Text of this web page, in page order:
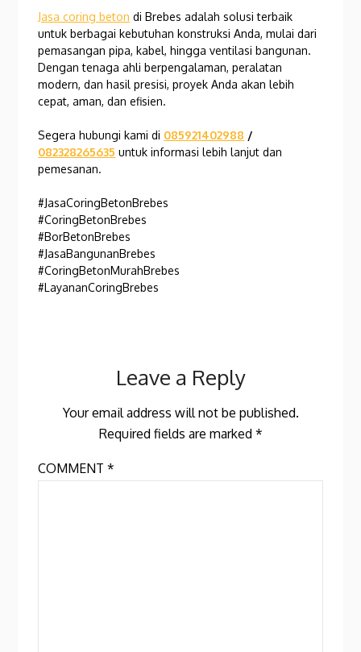
Jasa coring beton di Brebes adalah solusi terbaik
untuk berbagai kebutuhan konstruksi Anda, mulai dari
pemasangan pipa, kabel, hingga ventilasi bangunan.
Dengan tenaga ahli berpengalaman, peralatan
modern, dan hasil presisi, proyek Anda akan lebih
cepat, aman, dan efisien.
Segera hubungi kami di 085921402988 /
082328265635 untuk informasi lebih lanjut dan
pemesanan.
#JasaCoringBetonBrebes
#CoringBetonBrebes
#BorBetonBrebes
#JasaBangunanBrebes
#CoringBetonMurahBrebes
#LayananCoringBrebes
Leave a Reply
Your email address will not be published.
Required fields are marked *
COMMENT*